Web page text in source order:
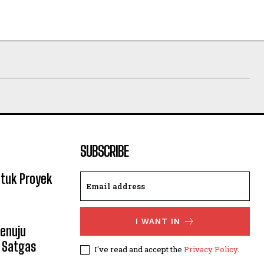
Proyek
SUBSCRIBE
I WANT IN
I've read and accept the Privacy Policy.